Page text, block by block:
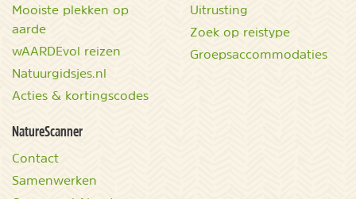
Mooiste plekken op
aarde
wAARDEvol reizen
Natuurgidsjes.nl
Acties & kortingscodes
Uitrusting
Zoek op reistype
Groepsaccommodaties
NatureScanner
Contact
Samenwerken